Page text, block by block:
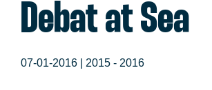
Debat at Sea
07-01-2016 | 2015 - 2016